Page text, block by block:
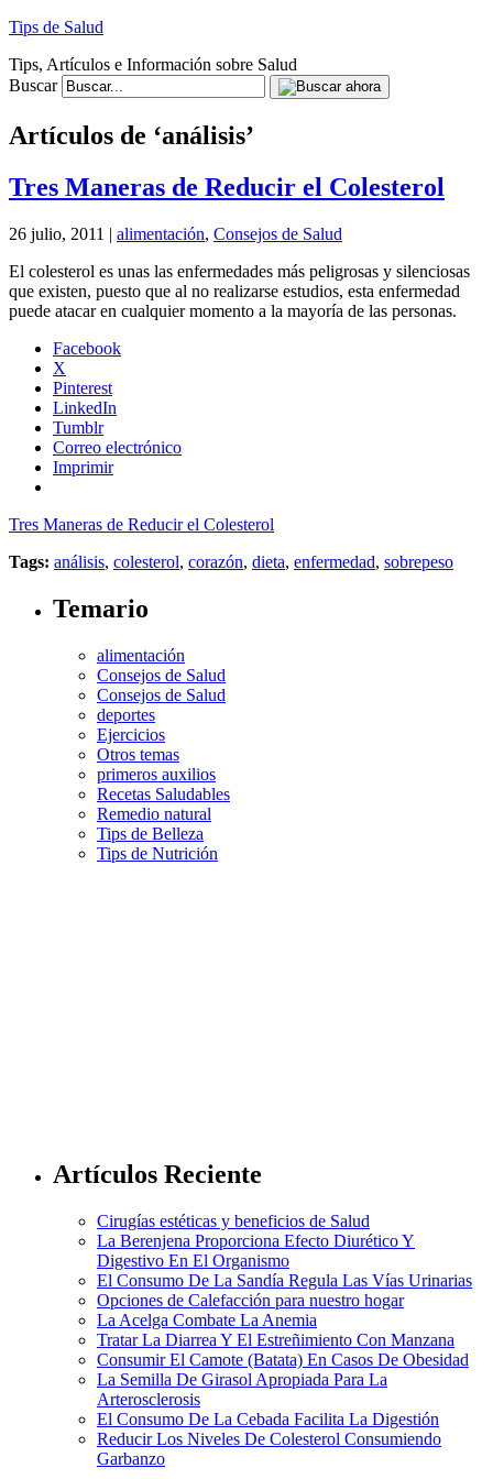
Tips de Salud
Tips, Artículos e Información sobre Salud
Buscar
Artículos de ‘análisis’
Tres Maneras de Reducir el Colesterol
26 julio, 2011 | alimentación, Consejos de Salud
El colesterol es unas las enfermedades más peligrosas y silenciosas
que existen, puesto que al no realizarse estudios, esta enfermedad
puede atacar en cualquier momento a la mayoría de las personas.
Facebook
X
Pinterest
LinkedIn
Tumblr
Correo electrónico
Imprimir
Tres Maneras de Reducir el Colesterol
Tags: análisis, colesterol, corazón, dieta, enfermedad, sobrepeso
Temario
alimentación
Consejos de Salud
Consejos de Salud
deportes
Ejercicios
Otros temas
primeros auxilios
Recetas Saludables
Remedio natural
Tips de Belleza
Tips de Nutrición
Artículos Reciente
Cirugías estéticas y beneficios de Salud
La Berenjena Proporciona Efecto Diurético Y
Digestivo En El Organismo
El Consumo De La Sandía Regula Las Vías Urinarias
Opciones de Calefacción para nuestro hogar
La Acelga Combate La Anemia
Tratar La Diarrea Y El Estreñimiento Con Manzana
Consumir El Camote (Batata) En Casos De Obesidad
La Semilla De Girasol Apropiada Para La
Arterosclerosis
El Consumo De La Cebada Facilita La Digestión
Reducir Los Niveles De Colesterol Consumiendo
Garbanzo